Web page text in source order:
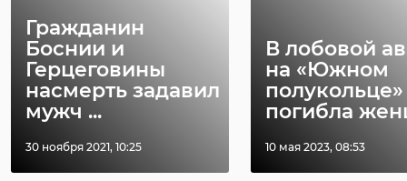
Гражданин
Боснии и
Герцеговины
насмерть задавил
мужч ...
30 ноября 2021, 10:25
В лобовой
на «Южном
полукольце»
погибла
10 мая 2023, 08:53